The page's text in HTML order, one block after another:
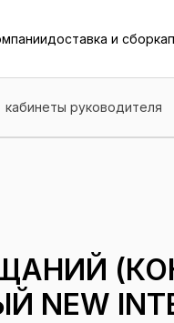
доставка и сборка
кабинеты руководителя
NEW